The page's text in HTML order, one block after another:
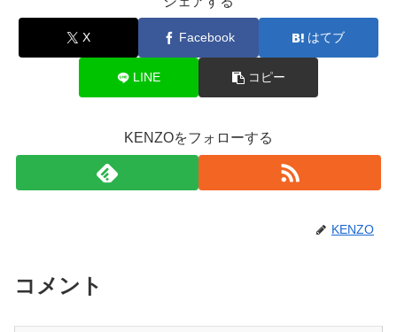
X Facebook はてブ
LINE コピー
KENZOをフォローする
KENZO
コメント